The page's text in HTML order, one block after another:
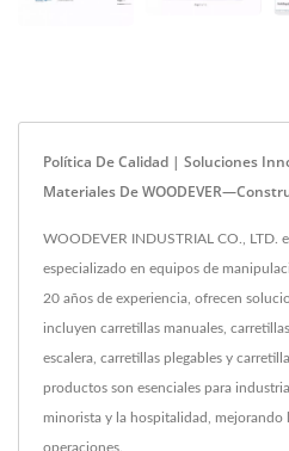
Política De Calidad | Soluciones
Materiales De
WOODEVER INDUSTRIAL CO., LTD.
especializado en equipos de
20 años de experiencia, ofrecen
incluyen carretillas manuales,
escalera, carretillas plegables y
productos son esenciales para
minorista y la hospitalidad, mejorando
operaciones.